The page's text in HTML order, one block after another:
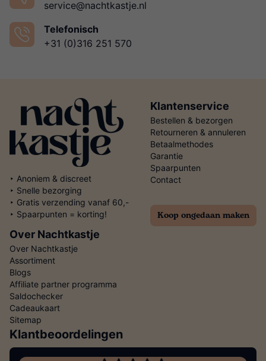
service@nachtkastje.nl
Telefonisch
+31 (0)316 251 570
‣ Anoniem & discreet
‣ Snelle bezorging
‣ Gratis verzending vanaf 60,-
‣ Spaarpunten = korting!
Klantenservice
Bestellen & bezorgen
Retourneren & annuleren
Betaalmethodes
Garantie
Spaarpunten
Contact
Koop ongedaan maken
Over Nachtkastje
Over Nachtkastje
Assortiment
Blogs
Affiliate partner programma
Saldochecker
Cadeaukaart
Sitemap
Klantbeoordelingen